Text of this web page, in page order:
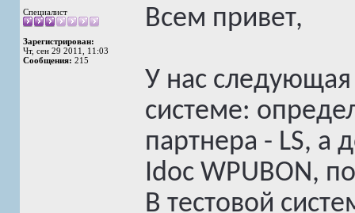
Специалист
Зарегистрирован:
Чт, сен 29 2011, 11:03
Сообщения: 215
Всем привет,
У нас
системе:
партнера - LS, а
Idoc WPUBON,
В тестовой